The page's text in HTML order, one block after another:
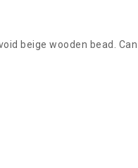
beige wooden bead.